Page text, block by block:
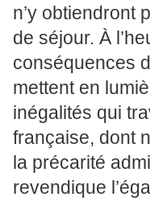
n’y obtiendront
de séjour. À
conséquences
mettent en
inégalités qui
française, dont
la précarité
revendique